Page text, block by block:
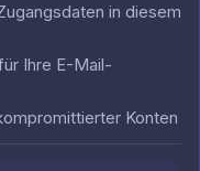
in diesem
Ihre E-Mail-
Konten